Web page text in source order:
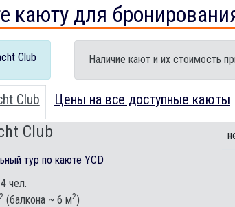
каюту для
Club Наличие кают и их стоимость
Club Цены на все доступные каюты
Club
тур по каюте YCD
чел.
2(балкона ~ 6 м2)